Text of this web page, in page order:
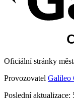
Oficiální stránky
Provozovatel Galileo
Poslední aktualizace: